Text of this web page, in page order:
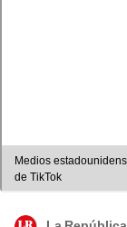
Medios
de TikTok